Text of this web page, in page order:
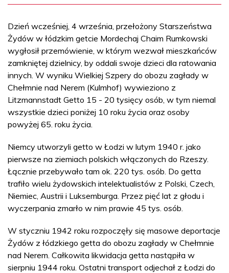
Dzień wcześniej, 4 września, przełożony Starszeństwa
Żydów w łódzkim getcie Mordechaj Chaim Rumkowski
wygłosił przemówienie, w którym wezwał mieszkańców
zamkniętej dzielnicy, by oddali swoje dzieci dla ratowania
innych. W wyniku Wielkiej Szpery do obozu zagłady w
Chełmnie nad Nerem (Kulmhof) wywieziono z
Litzmannstadt Getto 15 - 20 tysięcy osób, w tym niemal
wszystkie dzieci poniżej 10 roku życia oraz osoby
powyżej 65. roku życia.
Niemcy utworzyli getto w Łodzi w lutym 1940 r. jako
pierwsze na ziemiach polskich włączonych do Rzeszy.
Łącznie przebywało tam ok. 220 tys. osób. Do getta
trafiło wielu żydowskich intelektualistów z Polski, Czech,
Niemiec, Austrii i Luksemburga. Przez pięć lat z głodu i
wyczerpania zmarło w nim prawie 45 tys. osób.
W styczniu 1942 roku rozpoczęły się masowe deportacje
Żydów z łódzkiego getta do obozu zagłady w Chełmnie
nad Nerem. Całkowita likwidacja getta nastąpiła w
sierpniu 1944 roku. Ostatni transport odjechał z Łodzi do